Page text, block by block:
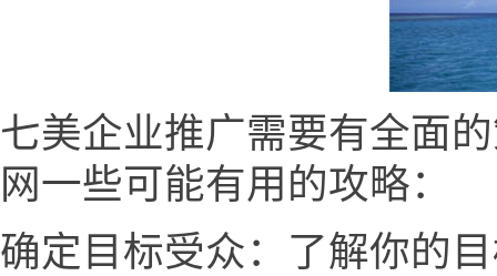
七美企业推广需要有全面
网一些可能有用的攻略：
确定目标受众：了解你的